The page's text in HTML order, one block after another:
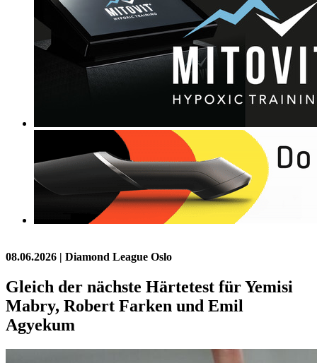
08.06.2026 | Diamond League Oslo
Gleich der nächste Härtetest für Yemisi
Mabry, Robert Farken und Emil
Agyekum